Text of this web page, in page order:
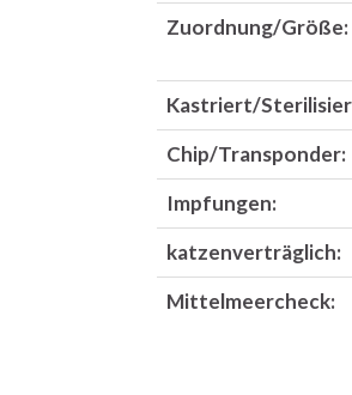
Zuordnung/Größe:
Kastriert/
Chip/Transponder:
Impfungen:
katzenverträglich:
Mittelmeercheck: